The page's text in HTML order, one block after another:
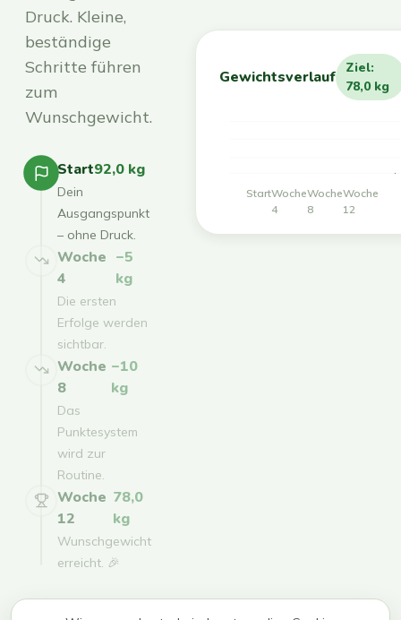
Druck. Kleine,
beständige
Schritte führen
zum
Wunschgewicht.
Start92,0 kg
Dein
Ausgangspunkt
– ohne Druck.
Woche
4
−5
kg
Die ersten
Erfolge werden
sichtbar.
Woche
8
−10
kg
Das
Punktesystem
wird zur
Routine.
Woche
12
78,0
kg
Wunschgewicht
erreicht. 🎉
Gewichtsverlauf
Ziel:
78,0 kg
StartWoche
4
Woche
8
Woche
12